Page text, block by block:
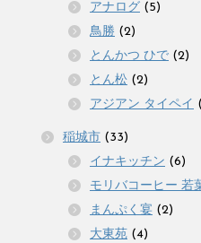
アナログ (5)
鳥勝 (2)
とんかつ ひで (2)
とん松 (2)
アジアン タイペイ
稲城市 (33)
イナキッチン (6)
モリバコーヒー 若
まんぷく宴 (2)
大東苑 (4)